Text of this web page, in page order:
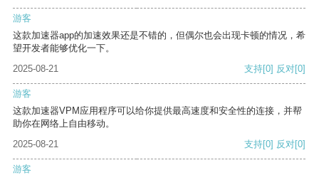
游客
这款加速器app的加速效果还是不错的，但偶尔也会出现卡顿的情况，希
望开发者能够优化一下。
2025-08-21
支持[0] 反对[0]
游客
这款加速器VPM应用程序可以给你提供最高速度和安全性的连接，并帮
助你在网络上自由移动。
2025-08-21
支持[0] 反对[0]
游客